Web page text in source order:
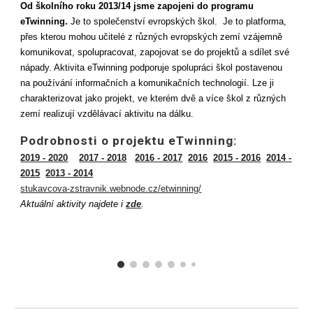
Od školního roku 2013/14 jsme zapojeni do programu
eTwinning.Je to společenství evropských škol. Je to platforma,
přes kterou mohou učitelé z různých evropských zemí vzájemně
komunikovat, spolupracovat, zapojovat se do projektů a sdílet své
nápady. Aktivita eTwinning podporuje spolupráci škol postavenou
na používání informačních a komunikačních technologií. Lze ji
charakterizovat jako projekt, ve kterém dvě a více škol z různých
zemí realizují vzdělávací aktivitu na dálku.
Podrobnosti o projektu eTwinning:
2019 - 2020 2017 - 2018 2016 - 2017 2016 2015 - 2016 2014 -
2015 2013 - 2014
stukavcova-zstravnik.webnode.cz/etwinning/
Aktuální aktivity najdete izde.